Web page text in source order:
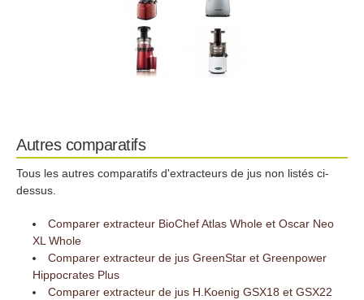
Autres comparatifs
Tous les autres comparatifs d'extracteurs de jus non listés ci-
dessus.
Comparer extracteur BioChef Atlas Whole et Oscar Neo
XL Whole
Comparer extracteur de jus GreenStar et Greenpower
Hippocrates Plus
Comparer extracteur de jus H.Koenig GSX18 et GSX22